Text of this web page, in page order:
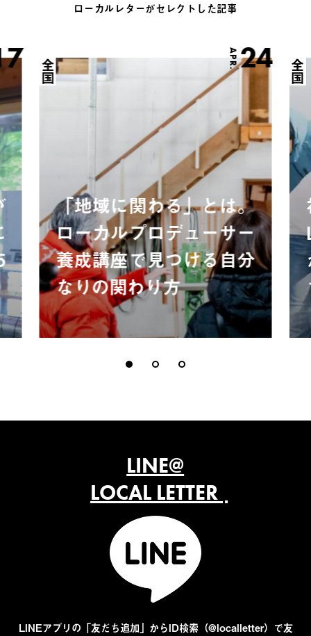
ローカルレターがセレクトした記事
APR.24
全国
「地域に関わる」とは。
ローカルプロデューサー
養成講座で見つける自分
なりの関わり方
全国
LINE@
LOCAL LETTER
LINEアプリの「友だち追加」からID検索（@localletter）で友